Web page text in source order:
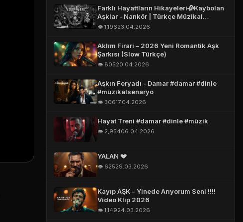
Farklı Hayattların Hikayeleri🥀Kaybolan
Aşklar - Nankör | Türkçe Müzikal
(Official Story Video)
👁️ 1,19623.04.2026
Aklım Firari – 2026 Yeni Romantik Aşk
Şarkısı (Slow Türkçe)
👁️ 80520.04.2026
Aşkın Feryadı - Damar #damar #dinle
#müzikalsenaryo
👁️ 30617.04.2026
Hayat Treni #damar #dinle #müzik
👁️ 2,95406.04.2026
YALAN 💔
👁️ 62529.03.2026
Kayıp AŞK – Yinede Arıyorum Seni !!!!
Video Klip 2026
👁️ 1,14924.03.2026
Assistent
👋 Merhaba!
ADINIZ *
E-POSTA *
TELEFON (WHATSAPP OLABILIR) *